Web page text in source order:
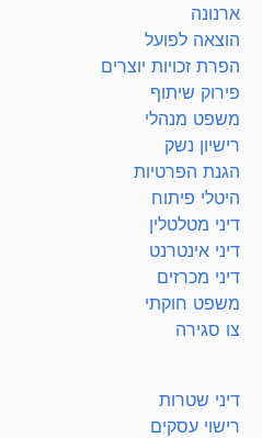
ארנונה
הוצאה לפועל
הפרת זכויות יוצרים
פירוק שיתוף
משפט מנהלי
רישיון נשק
הגנת הפרטיות
היטלי פיתוח
דיני מטלטלין
דיני אינטרנט
דיני מכרזים
משפט חוקתי
צו סגירה
דיני שטרות
רישוי עסקים